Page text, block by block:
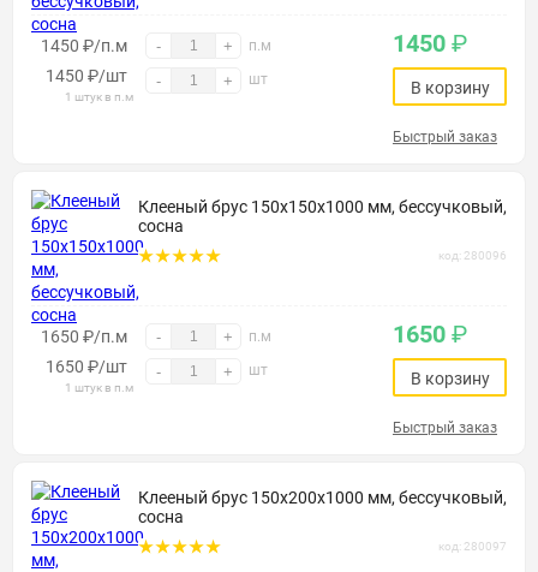
1450 ₽/п.м - + п.м
1450 ₽/шт
1 штук в п.м
- + шт
1450 ₽
В корзину
Быстрый заказ
Клееный брус 150х150х1000 мм, бессучковый,
сосна
код: 280096
1650 ₽/п.м - + п.м
1650 ₽/шт
1 штук в п.м
- + шт
1650 ₽
В корзину
Быстрый заказ
Клееный брус 150х200х1000 мм, бессучковый,
сосна
код: 280097